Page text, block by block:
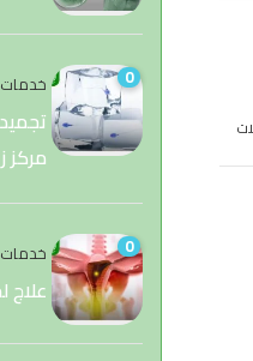
0 خدمات
مركز
0 خدمات
علاج